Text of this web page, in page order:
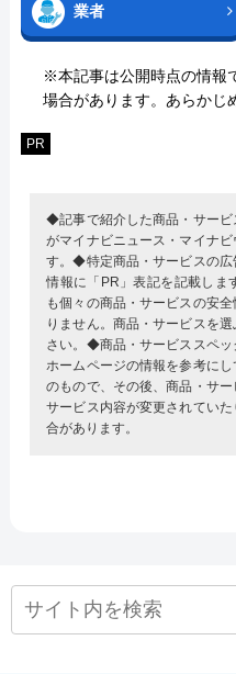
業者
※本記事は公開時点の情報
場合があります。あらかじ
PR
◆記事で紹介した商品・サービ
がマイナビニュース・マイナ
す。◆特定商品・サービスの広
情報に「PR」表記を記載し
も個々の商品・サービスの安
りません。商品・サービスを
さい。◆商品・サービススペ
ホームページの情報を参考に
のもので、その後、商品・サ
サービス内容が変更されてい
合があります。